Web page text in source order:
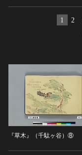
トップ
世界遺産
無形文化遺産
動画で見る無形の文化財
1 2
『草木』（千駄ヶ谷）⑧
制作者名
時代
時代を選択